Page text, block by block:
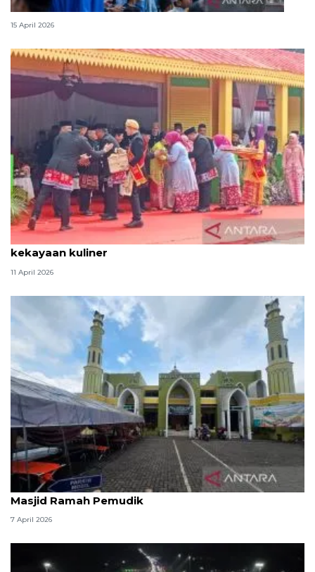
Lebaran Betawi, harmoni tradisi dan kota global
15 April 2026
Tradisi hantaran Lebaran Betawi simbol bakti dan
kekayaan kuliner
11 April 2026
Kemenag: 3,5 juta orang manfaatkan layanan
Masjid Ramah Pemudik
7 April 2026